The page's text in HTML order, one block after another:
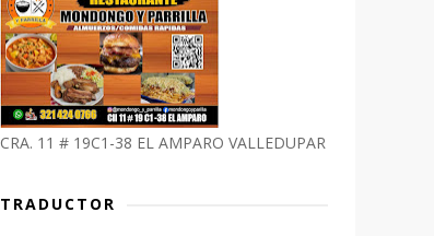
CRA. 11 # 19C1-38 EL AMPARO VALLEDUPAR
TRADUCTOR